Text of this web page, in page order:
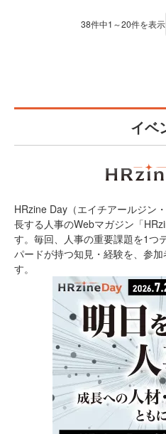
38件中1～20件を表示
イベ
HRzine Day（エイチアールジン
長する人事のWebマガジン「
す。毎回、人事の重要課題を1つ
パードが持つ知見・経験を、参
す。